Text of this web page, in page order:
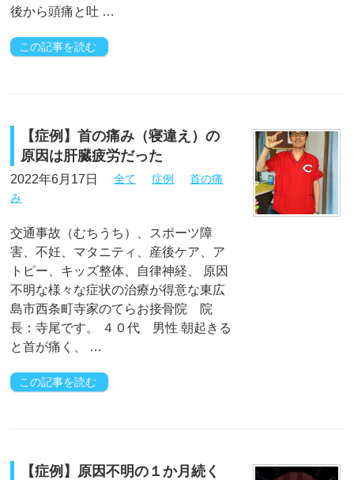
後から頭痛と吐 …
この記事を読む
【症例】首の痛み（寝違え）の
原因は肝臓疲労だった
2022年6月17日 全て 症例
首の痛
み
交通事故（むちうち）、スポーツ障
害、不妊、マタニティ、産後ケア、ア
トピー、キッズ整体、自律神経、 原因
不明な様々な症状の治療が得意な東広
島市西条町寺家のてらお接骨院 院
長：寺尾です。 ４０代 男性 朝起きる
と首が痛く、 …
この記事を読む
【症例】原因不明の１か月続く